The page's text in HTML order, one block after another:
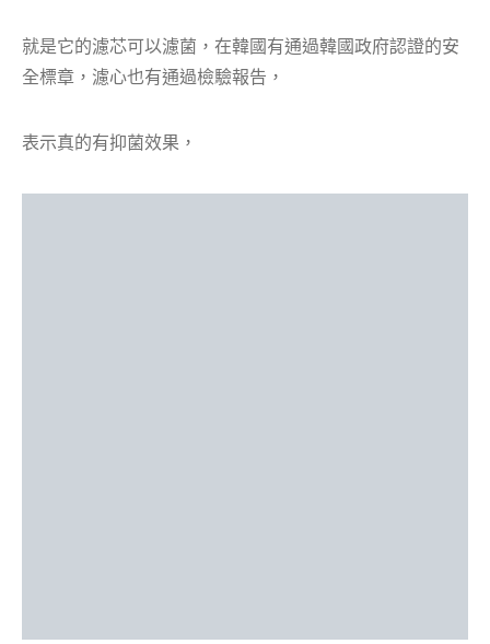
就是它的濾芯可以濾菌，在韓國有通過韓國政府認證的安
全標章，濾心也有通過檢驗報告，
表示真的有抑菌效果，